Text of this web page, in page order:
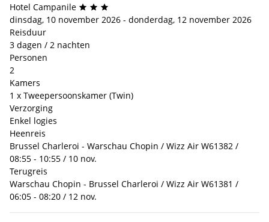
Hotel Campanile
dinsdag, 10 november 2026 - donderdag, 12 november 2026
Reisduur
3 dagen / 2 nachten
Personen
2
Kamers
1 x Tweepersoonskamer (Twin)
Verzorging
Enkel logies
Heenreis
Brussel Charleroi - Warschau Chopin / Wizz Air W61382 /
08:55 - 10:55 / 10 nov.
Terugreis
Warschau Chopin - Brussel Charleroi / Wizz Air W61381 /
06:05 - 08:20 / 12 nov.